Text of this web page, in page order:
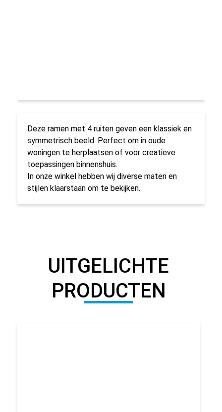
Deze ramen met 4 ruiten geven een klassiek en
symmetrisch beeld. Perfect om in oude
woningen te herplaatsen of voor creatieve
toepassingen binnenshuis.
In onze winkel hebben wij diverse maten en
stijlen klaarstaan om te bekijken.
UITGELICHTE
PRODUCTEN